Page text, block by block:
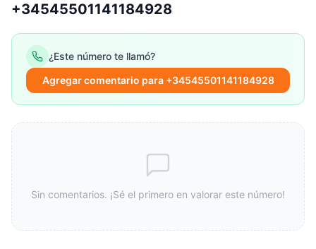
+34545501141184928
¿Este número te llamó?
Agregar comentario para +34545501141184928
Sin comentarios. ¡Sé el primero en valorar este número!